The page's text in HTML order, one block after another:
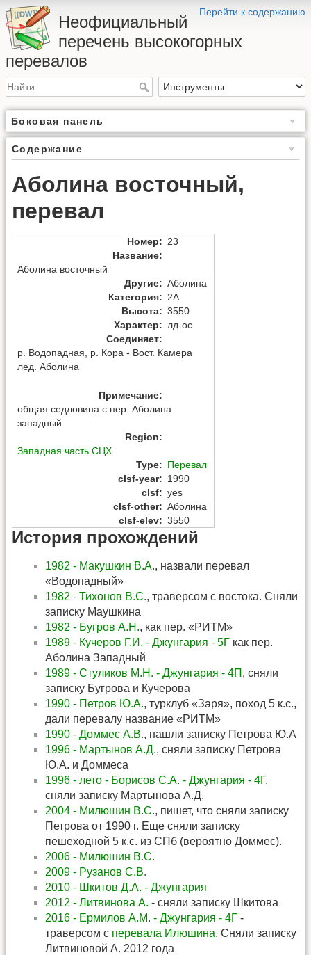
Перейти к содержанию
Неофициальный
перечень высокогорных
перевалов
Боковая панель
Содержание
Аболина восточный,
перевал
Номер: 23
Название:
Аболина восточный
Другие: Аболина
Категория: 2А
Высота: 3550
Характер: лд-ос
Соединяет:
р. Водопадная, р. Кора - Вост. Камера
лед. Аболина
Примечание:
общая седловина с пер. Аболина
западный
Region:
Западная часть СЦХ
Type: Перевал
clsf-year: 1990
clsf: yes
clsf-other: Аболина
clsf-elev: 3550
История прохождений
1982 - Макушкин В.А., назвали перевал
«Водопадный»
1982 - Тихонов В.С., траверсом с востока. Сняли
записку Маушкина
1982 - Бугров А.Н., как пер. «РИТМ»
1989 - Кучеров Г.И. - Джунгария - 5Г как пер.
Аболина Западный
1989 - Стуликов М.Н. - Джунгария - 4П , сняли
записку Бугрова и Кучерова
1990 - Петров Ю.А., турклуб «Заря», поход 5 к.с.,
дали перевалу название «РИТМ»
1990 - Доммес А.В., нашли записку Петрова Ю.А
1996 - Мартынов А.Д., сняли записку Петрова
Ю.А. и Доммеса
1996 - лето - Борисов С.А. - Джунгария - 4Г,
сняли записку Мартынова А.Д.
2004 - Милюшин В.С., пишет, что сняли записку
Петрова от 1990 г. Еще сняли записку
пешеходной 5 к.с. из СПб (вероятно Доммес).
2006 - Милюшин В.С.
2009 - Рузанов С.В.
2010 - Шкитов Д.А. - Джунгария
2012 - Литвинова А. - сняли записку Шкитова
2016 - Ермилов А.М. - Джунгария - 4Г -
траверсом с перевала Илюшина. Сняли записку
Литвиновой А. 2012 года